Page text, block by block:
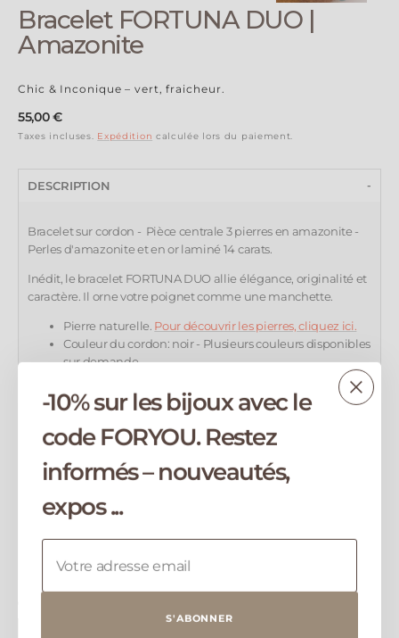
-10% sur les bijoux avec le
code FORYOU. Restez
informés – nouveautés,
expos ...
S'ABONNER
Bracelet FORTUNA DUO |
Amazonite
Chic & Inconique – vert, fraicheur.
Prix
régulier
55,00 €
Taxes incluses. Expédition calculée lors du paiement.
DESCRIPTION
Bracelet sur cordon - Pièce centrale 3 pierres en amazonite -
Perles d'amazonite et en or laminé 14 carats.
Inédit, le bracelet FORTUNA DUO allie élégance, originalité et
caractère. Il orne votre poignet comme une manchette.
Pierre naturelle. Pour découvrir les pierres, cliquez ici.
Couleur du cordon: noir - Plusieurs couleurs disponibles
sur demande.
Taille : Ajustable par noeud coulissant macramé - Tirez
sur les cordons mobiles pour ajuster le bracelet à votre
poignet.
Chaque bijou est fabriqué à la main dans mon
atelier en Corse, garantissant une pièce unique
INFORMATIONS